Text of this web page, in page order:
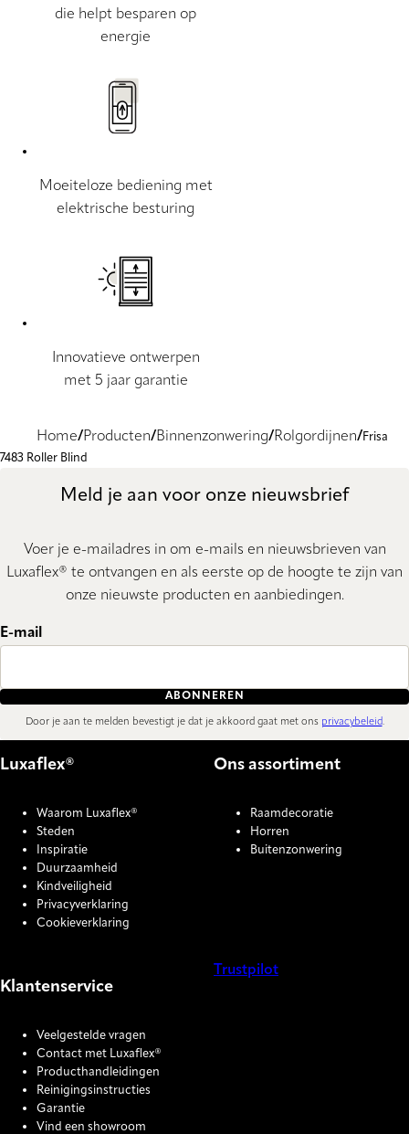
die helpt besparen op
energie
Moeiteloze bediening met
elektrische besturing
Innovatieve ontwerpen
met 5 jaar garantie
Home Producten Binnenzonwering Rolgordijnen
Frisa
7483 Roller Blind
Meld je aan voor onze nieuwsbrief
Voer je e-mailadres in om e-mails en nieuwsbrieven van
Luxaflex® te ontvangen en als eerste op de hoogte te zijn van
onze nieuwste producten en aanbiedingen.
E-mail
ABONNEREN
Door je aan te melden bevestigt je dat je akkoord gaat met ons privacybeleid.
Luxaflex®
Waarom Luxaflex®
Steden
Inspiratie
Duurzaamheid
Kindveiligheid
Privacyverklaring
Cookieverklaring
Ons assortiment
Raamdecoratie
Horren
Buitenzonwering
Klantenservice
Veelgestelde vragen
Contact met Luxaflex®
Producthandleidingen
Reinigingsinstructies
Garantie
Vind een showroom
Trustpilot